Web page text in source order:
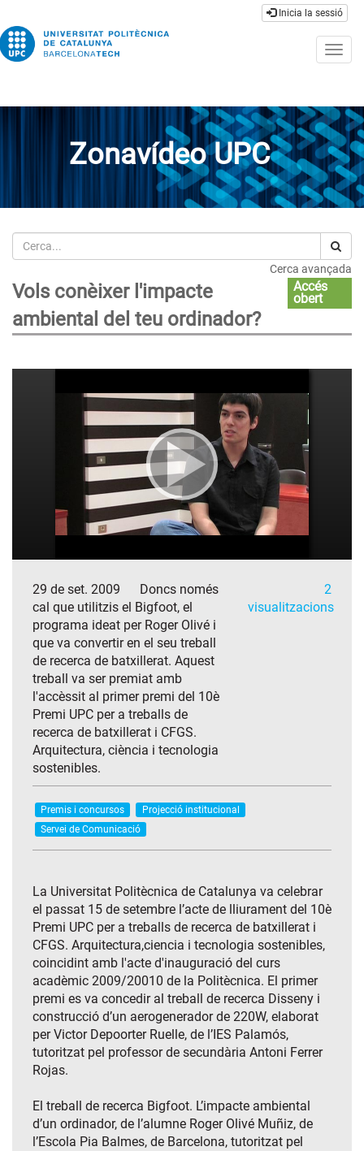
Inicia la sessió
Zonavídeo UPC
Cerca
Cerca avançada
Vols conèixer l'impacte
ambiental del teu ordinador?
Accés
obert
29 de set. 2009
Doncs només
cal que utilitzis el Bigfoot, el
programa ideat per Roger Olivé i
que va convertir en el seu treball
de recerca de batxillerat. Aquest
treball va ser premiat amb
l'accèssit al primer premi del 10è
Premi UPC per a treballs de
recerca de batxillerat i CFGS.
Arquitectura, ciència i tecnologia
sostenibles.
2
visualitzacions
Premis i concursos
Projecció institucional
Servei de Comunicació
La Universitat Politècnica de Catalunya va celebrar
el passat 15 de setembre l’acte de lliurament del 10è
Premi UPC per a treballs de recerca de batxillerat i
CFGS. Arquitectura,ciencia i tecnologia sostenibles,
coincidint amb l'acte d'inauguració del curs
acadèmic 2009/20010 de la Politècnica. El primer
premi es va concedir al treball de recerca Disseny i
construcció d’un aerogenerador de 220W, elaborat
per Victor Depoorter Ruelle, de l’IES Palamós,
tutoritzat pel professor de secundària Antoni Ferrer
Rojas.
El treball de recerca Bigfoot. L’impacte ambiental
d’un ordinador, de l’alumne Roger Olivé Muñiz, de
l’Escola Pia Balmes, de Barcelona, tutoritzat pel